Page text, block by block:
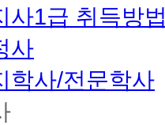
사1급 취득방법
사
학사/전문학사